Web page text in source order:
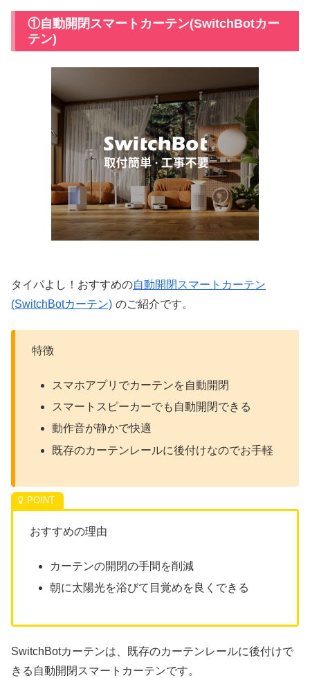
①自動開閉スマートカーテン(SwitchBotカー
テン)
タイパよし！おすすめの自動開閉スマートカーテン
(SwitchBotカーテン) のご紹介です。
特徴
スマホアプリでカーテンを自動開閉
スマートスピーカーでも自動開閉できる
動作音が静かで快適
既存のカーテンレールに後付けなのでお手軽
おすすめの理由
カーテンの開閉の手間を削減
朝に太陽光を浴びて目覚めを良くできる
SwitchBotカーテンは、既存のカーテンレールに後付けで
きる自動開閉スマートカーテンです。